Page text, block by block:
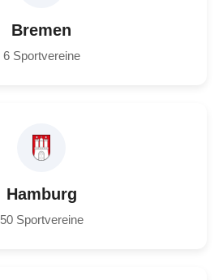
Bremen
6 Sportvereine
Hamburg
50 Sportvereine